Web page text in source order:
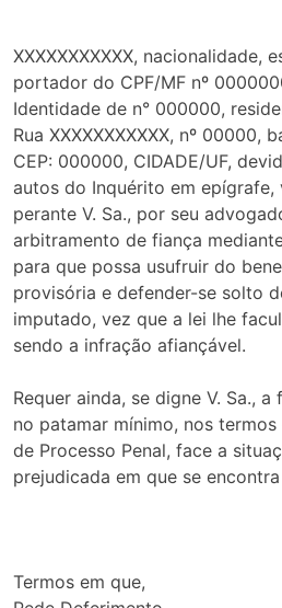
XXXXXXXXXXX, nacionalidade,
portador do CPF/MF nº
Identidade de n° 000000,
Rua XXXXXXXXXXX, nº 00000,
CEP: 000000, CIDADE/UF,
autos do Inquérito em epígrafe,
perante V. Sa., por seu
arbitramento de fiança
para que possa usufruir do
provisória e defender-se solto
imputado, vez que a lei lhe
sendo a infração afiançável.
Requer ainda, se digne V. Sa.,
no patamar mínimo, nos
de Processo Penal, face a
prejudicada em que se encontra
Termos em que,